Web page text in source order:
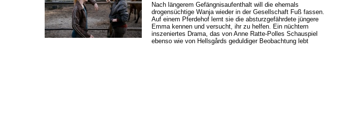
Nach längerem Gefängnisaufenthalt will die ehemals
drogensüchtige Wanja wieder in der Gesellschaft Fuß fassen.
Auf einem Pferdehof lernt sie die absturzgefährdete jüngere
Emma kennen und versucht, ihr zu helfen. Ein nüchtern
inszeniertes Drama, das von Anne Ratte-Polles Schauspiel
ebenso wie von Hellsgårds geduldiger Beobachtung lebt